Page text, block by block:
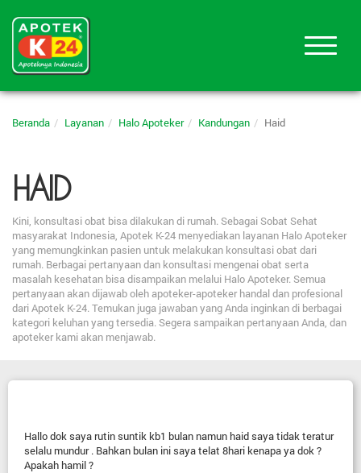
Beranda Layanan Halo Apoteker Kandungan Haid
HAID
Kini, konsultasi obat bisa dilakukan di rumah. Sebagai Sobat Sehat
masyarakat Indonesia, Apotek K-24 menyediakan layanan Halo Apoteker
yang memungkinkan pasien untuk melakukan konsultasi obat dari
rumah. Berbagai pertanyaan dan konsultasi mengenai obat serta
masalah kesehatan bisa disampaikan melalui Halo Apoteker. Semua
pertanyaan akan dijawab oleh apoteker-apoteker handal dan profesional
dari Apotek K-24. Temukan juga jawaban yang Anda inginkan di berbagai
kategori keluhan yang tersedia. Segera sampaikan pertanyaan Anda, dan
apoteker kami akan menjawab.
Hallo dok saya rutin suntik kb1 bulan namun haid saya tidak teratur
selalu mundur . Bahkan bulan ini saya telat 8hari kenapa ya dok ?
Apakah hamil ?